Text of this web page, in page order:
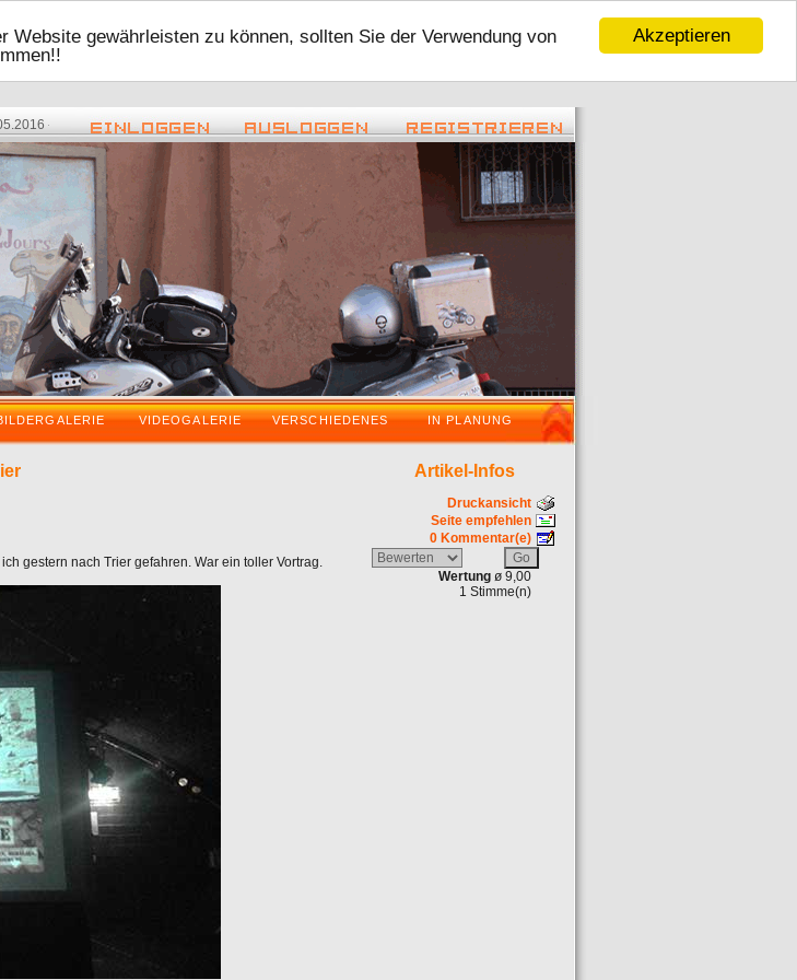
Akzeptieren
gewährleisten zu können, sollten Sie der Verwendung von
- 17:48 ) - Zurück vom VDT 2016( 08.05.2016 - 22:45 ) -Tour 2016( 06.01.2016 - 16:59 ) -VaraderoOstWestfalenLippeWochenende
VIDEOGALERIE VERSCHIEDENES IN PLANUNG
Artikel-Infos
gestern nach Trier gefahren. War ein toller Vortrag.
Druckansicht
Seite empfehlen
0 Kommentar(e)
Wertung ø 9,00
1 Stimme(n)